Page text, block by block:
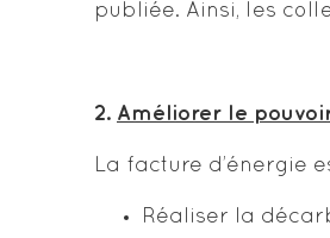
publiée. Ainsi, les
2. Améliorer le
La facture d’énergie
Réaliser la